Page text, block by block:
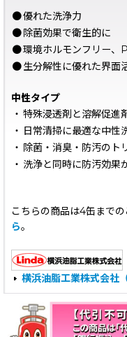
●優れた洗浄力
●除菌効果で衛生的に
●環境ホルモンフリー、
●生分解性に優れた界面
中性タイプ
・ 特殊浸透剤と溶解促進
・ 日常清掃に最適な中性
・ 除菌・消臭・防汚のト
・ 洗浄と同時に防汚効果
こちらの商品は4缶まで
ら。
横浜油脂工業株式会社